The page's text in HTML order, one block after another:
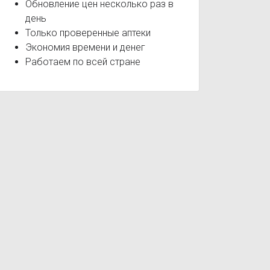
Обновление цен несколько раз в
день
Только проверенные аптеки
Экономия времени и денег
Работаем по всей стране